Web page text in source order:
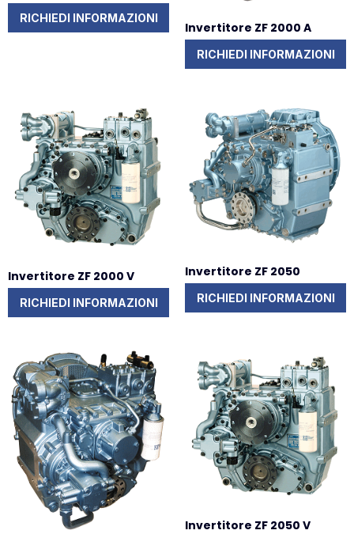
RICHIEDI INFORMAZIONI
Invertitore ZF 2000 A
RICHIEDI INFORMAZIONI
Invertitore ZF 2000 V
RICHIEDI INFORMAZIONI
Invertitore ZF 2050
RICHIEDI INFORMAZIONI
Invertitore ZF 2050 V